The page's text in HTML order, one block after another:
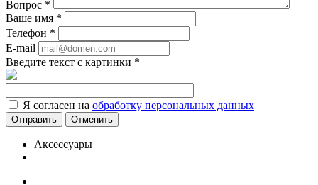
Вопрос *
Ваше имя *
Телефон *
E-mail
Введите текст с картинки *
Я согласен на обработку персональных данных
Отменить
Аксессуары